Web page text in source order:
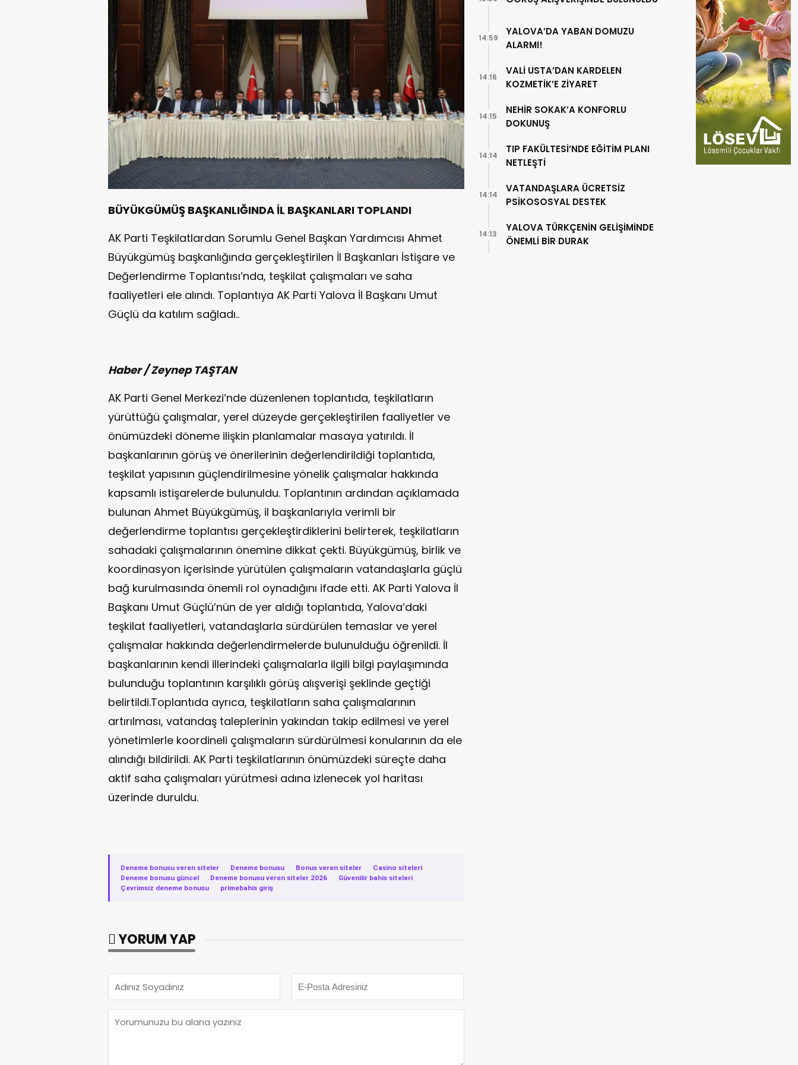
BÜYÜKGÜMÜŞ BAŞKANLIĞINDA İL BAŞKANLARI TOPLANDI
AK Parti Teşkilatlardan Sorumlu Genel Başkan Yardımcısı Ahmet
Büyükgümüş başkanlığında gerçekleştirilen İl Başkanları İstişare ve
Değerlendirme Toplantısı’nda, teşkilat çalışmaları ve saha
faaliyetleri ele alındı. Toplantıya AK Parti Yalova İl Başkanı Umut
Güçlü da katılım sağladı..
Haber / Zeynep TAŞTAN
AK Parti Genel Merkezi’nde düzenlenen toplantıda, teşkilatların
yürüttüğü çalışmalar, yerel düzeyde gerçekleştirilen faaliyetler ve
önümüzdeki döneme ilişkin planlamalar masaya yatırıldı. İl
başkanlarının görüş ve önerilerinin değerlendirildiği toplantıda,
teşkilat yapısının güçlendirilmesine yönelik çalışmalar hakkında
kapsamlı istişarelerde bulunuldu. Toplantının ardından açıklamada
bulunan Ahmet Büyükgümüş, il başkanlarıyla verimli bir
değerlendirme toplantısı gerçekleştirdiklerini belirterek, teşkilatların
sahadaki çalışmalarının önemine dikkat çekti. Büyükgümüş, birlik ve
koordinasyon içerisinde yürütülen çalışmaların vatandaşlarla güçlü
bağ kurulmasında önemli rol oynadığını ifade etti. AK Parti Yalova İl
Başkanı Umut Güçlü’nün de yer aldığı toplantıda, Yalova’daki
teşkilat faaliyetleri, vatandaşlarla sürdürülen temaslar ve yerel
çalışmalar hakkında değerlendirmelerde bulunulduğu öğrenildi. İl
başkanlarının kendi illerindeki çalışmalarla ilgili bilgi paylaşımında
bulunduğu toplantının karşılıklı görüş alışverişi şeklinde geçtiği
belirtildi.Toplantıda ayrıca, teşkilatların saha çalışmalarının
artırılması, vatandaş taleplerinin yakından takip edilmesi ve yerel
yönetimlerle koordineli çalışmaların sürdürülmesi konularının da ele
alındığı bildirildi. AK Parti teşkilatlarının önümüzdeki süreçte daha
aktif saha çalışmaları yürütmesi adına izlenecek yol haritası
üzerinde duruldu.
Deneme bonusu veren siteler · Deneme bonusu · Bonus veren siteler · Casino siteleri
·
Deneme bonusu güncel
· Deneme bonusu veren siteler 2026 · Güvenilir bahis siteleri
·
Çevrimsiz deneme bonusu
· primebahis giriş
YORUM YAP
YALOVA’DA YABAN DOMUZU
ALARMI!
14:59
VALİ USTA’DAN KARDELEN
KOZMETİK’E ZİYARET
14:16
NEHİR SOKAK’A KONFORLU
DOKUNUŞ
14:15
TIP FAKÜLTESİ’NDE EĞİTİM PLANI
NETLEŞTİ
14:14
VATANDAŞLARA ÜCRETSİZ
PSİKOSOSYAL DESTEK
14:14
YALOVA TÜRKÇENİN GELİŞİMİNDE
ÖNEMLİ BİR DURAK
14:13